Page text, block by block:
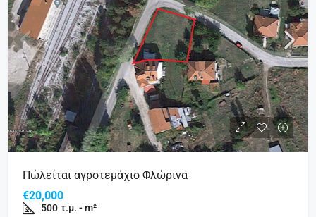
Πώλείται αγροτεμάχιο Φλώρινα
€20,000
500 τ.μ. - m²